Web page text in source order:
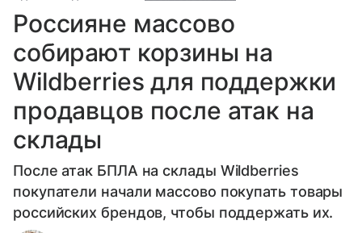
Россияне массово
собирают корзины на
Wildberries для поддержки
продавцов после атак на
склады
После атак БПЛА на склады Wildberries
покупатели начали массово покупать товары
российских брендов, чтобы поддержать их.